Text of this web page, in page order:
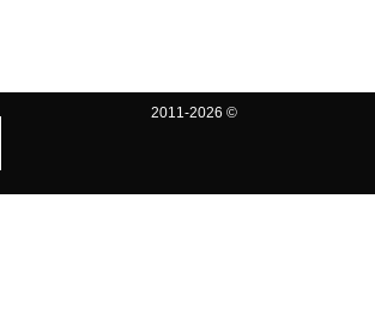
2011-2026 ©